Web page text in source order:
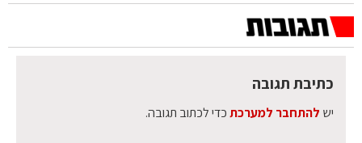
כתיבת תגובה
יש להתחבר למערכתכדי לכתוב תגובה.